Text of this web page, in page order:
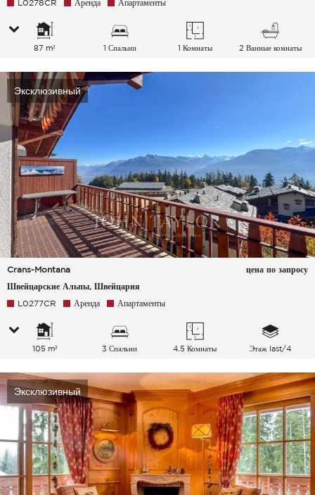
L0278CR Аренда Апартаменты
87 m² 1 Спальни 1 Комнаты 2 Ванные комнаты
Эксклюзивный
Crans-Montana
Швейцарские Альпы, Швейцария
цена по запросу
L0277CR Аренда Апартаменты
105 m² 3 Спальни 4.5 Комнаты Этаж last/4
Эксклюзивный